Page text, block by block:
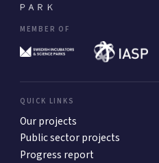
MEMBER OF
QUICK LINKS
Our projects
Public sector projects
Progress report